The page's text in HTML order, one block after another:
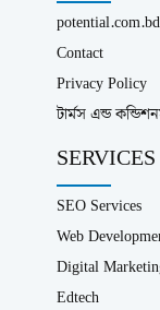
potential.com.bd
Contact
Privacy Policy
টার্মস এন্ড
SERVICES
SEO Services
Web
Digital
Edtech